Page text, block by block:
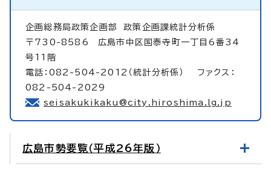
企画総務局政策企画部政策企画課統計分析係
〒730-8586 広島市中区国泰寺町一丁目6番34
号11階
電話：082-504-2012（統計分析係） ファクス：
082-504-2029
seisakukikaku@city.hiroshima.lg.jp
広島市勢要覧（平成26年版）